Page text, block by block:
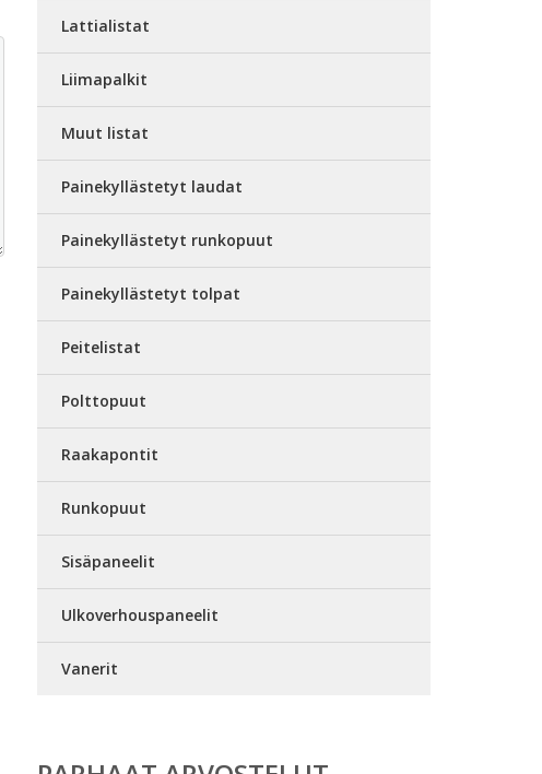
Lattialistat
Liimapalkit
Muut listat
Painekyllästetyt laudat
Painekyllästetyt runkopuut
Painekyllästetyt tolpat
Peitelistat
Polttopuut
Raakapontit
Runkopuut
Sisäpaneelit
Ulkoverhouspaneelit
Vanerit